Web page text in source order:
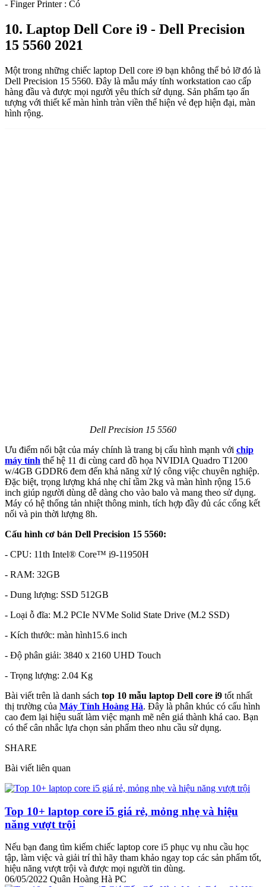
- Finger Printer : Có
10. Laptop Dell Core i9 - Dell Precision
15 5560 2021
Một trong những chiếc laptop Dell core i9 bạn không thể bỏ lỡ đó là
Dell Precision 15 5560. Đây là mẫu máy tính workstation cao cấp
hàng đầu và được mọi người yêu thích sử dụng. Sản phẩm tạo ấn
tượng với thiết kế màn hình tràn viền thể hiện vẻ đẹp hiện đại, màn
hình rộng.
Dell Precision 15 5560
Ưu điểm nổi bật của máy chính là trang bị cấu hình mạnh với chip
máy tính thế hệ 11 đi cùng card đồ họa NVIDIA Quadro T1200
w/4GB GDDR6 đem đến khả năng xử lý công việc chuyên nghiệp.
Đặc biệt, trọng lượng khá nhẹ chỉ tầm 2kg và màn hình rộng 15.6
inch giúp người dùng dễ dàng cho vào balo và mang theo sử dụng.
Máy có hệ thống tản nhiệt thông minh, tích hợp đầy đủ các cổng kết
nối và pin thời lượng 8h.
Cấu hình cơ bản Dell Precision 15 5560:
- CPU: 11th Intel® Core™ i9-11950H
- RAM: 32GB
- Dung lượng: SSD 512GB
- Loại ỗ đĩa: M.2 PCIe NVMe Solid State Drive (M.2 SSD)
- Kích thước: màn hình15.6 inch
- Độ phân giải: 3840 x 2160 UHD Touch
- Trọng lượng: 2.04 Kg
Bài viết trên là danh sách top 10 mẫu laptop Dell core i9 tốt nhất
thị trường của Máy Tính Hoàng Hà. Đây là phân khúc có cấu hình
cao đem lại hiệu suất làm việc mạnh mẽ nên giá thành khá cao. Bạn
có thể cân nhắc lựa chọn sản phẩm theo nhu cầu sử dụng.
SHARE
Bài viết liên quan
Top 10+ laptop core i5 giá rẻ, mỏng nhẹ và hiệu
năng vượt trội
Nếu bạn đang tìm kiếm chiếc laptop core i5 phục vụ nhu cầu học
tập, làm việc và giải trí thì hãy tham khảo ngay top các sản phẩm tốt,
hiệu năng vượt trội và được mọi người tin dùng.
06/05/2022 Quân Hoàng Hà PC